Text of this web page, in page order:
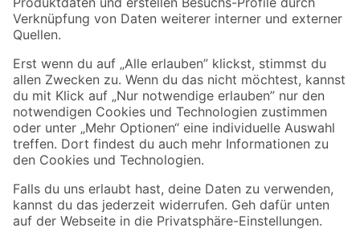
Sicher einkaufen
Jetzt die toom-App herunterladen
Alle Preisangaben in EUR inkl. gesetzl. MwSt.. Die dargestellten Angebote sind unter
Umständen nicht in allen Märkten verfügbar. Die angegebenen Verfügbarkeiten beziehen